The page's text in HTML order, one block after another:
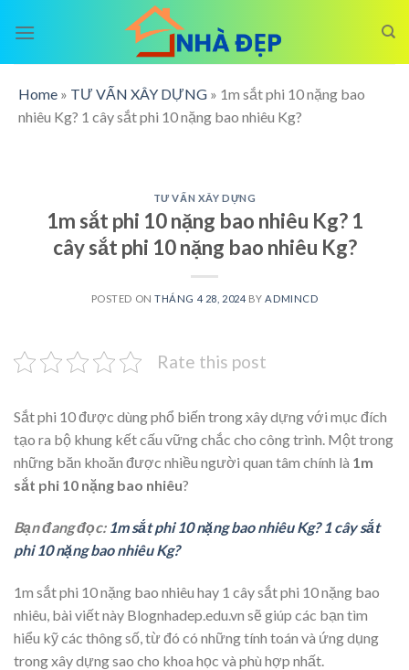
Home » TƯ VẤN XÂY DỰNG » 1m sắt phi 10 nặng bao
nhiêu Kg? 1 cây sắt phi 10 nặng bao nhiêu Kg?
TƯ VẤN XÂY DỰNG
1m sắt phi 10 nặng bao nhiêu Kg? 1
cây sắt phi 10 nặng bao nhiêu Kg?
POSTED ONTHÁNG 4 28, 2024 BYADMINCD
Rate this post
Sắt phi 10 được dùng phổ biến trong xây dựng với mục đích
tạo ra bộ khung kết cấu vững chắc cho công trình. Một trong
những băn khoăn được nhiều người quan tâm chính là 1m
sắt phi 10 nặng bao nhiêu?
Bạn đang đọc: 1m sắt phi 10 nặng bao nhiêu Kg? 1 cây sắt
phi 10 nặng bao nhiêu Kg?
1m sắt phi 10 nặng bao nhiêu hay 1 cây sắt phi 10 nặng bao
nhiêu, bài viết này Blognhadep.edu.vn sẽ giúp các bạn tìm
hiểu kỹ các thông số, từ đó có những tính toán và ứng dụng
trong xây dựng sao cho khoa học và phù hợp nhất.